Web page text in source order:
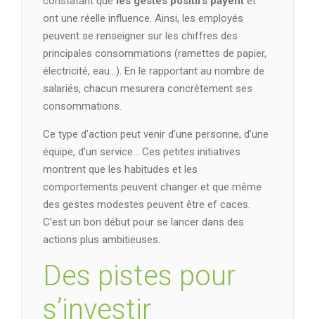
ont une réelle influence. Ainsi, les employés
peuvent se renseigner sur les chiffres des
principales consommations (ramettes de papier,
électricité, eau…). En le rapportant au nombre de
salariés, chacun mesurera concrètement ses
consommations.
Ce type d’action peut venir d’une personne, d’une
équipe, d’un service… Ces petites initiatives
montrent que les habitudes et les
comportements peuvent changer et que même
des gestes modestes peuvent être ef caces.
C’est un bon début pour se lancer dans des
actions plus ambitieuses.
Des pistes pour
s’investir